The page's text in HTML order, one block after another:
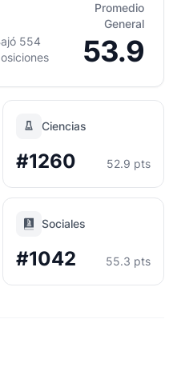
554
Promedio
General
53.9
Ciencias
#1260 52.9 pts
Sociales
#1042 55.3 pts